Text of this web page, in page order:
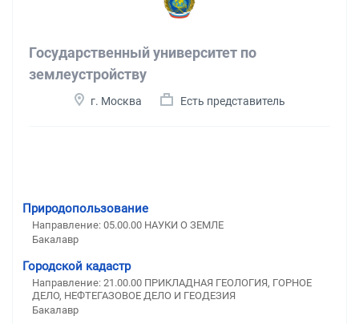
Государственный университет по
землеустройству
г. Москва Есть представитель
Природопользование
Направление: 05.00.00 НАУКИ О ЗЕМЛЕ
Бакалавр
Городской кадастр
Направление: 21.00.00 ПРИКЛАДНАЯ ГЕОЛОГИЯ, ГОРНОЕ
ДЕЛО, НЕФТЕГАЗОВОЕ ДЕЛО И ГЕОДЕЗИЯ
Бакалавр